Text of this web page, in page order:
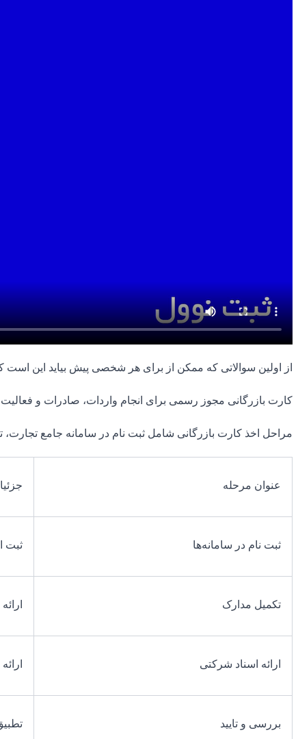
از اولین سوالاتی که ممکن از برای هر شخصی پیش بیاید این است
کارت بازرگانی مجوز رسمی برای انجام واردات، صادرات و
مراحل اخذ کارت بازرگانی شامل ثبت نام در سامانه جامع تجارت،
عنوان مرحله
ثبت نام در سامانه‌ها ثبت
تکمیل مدارک
ارائه اسناد شرکتی
بررسی و تایید